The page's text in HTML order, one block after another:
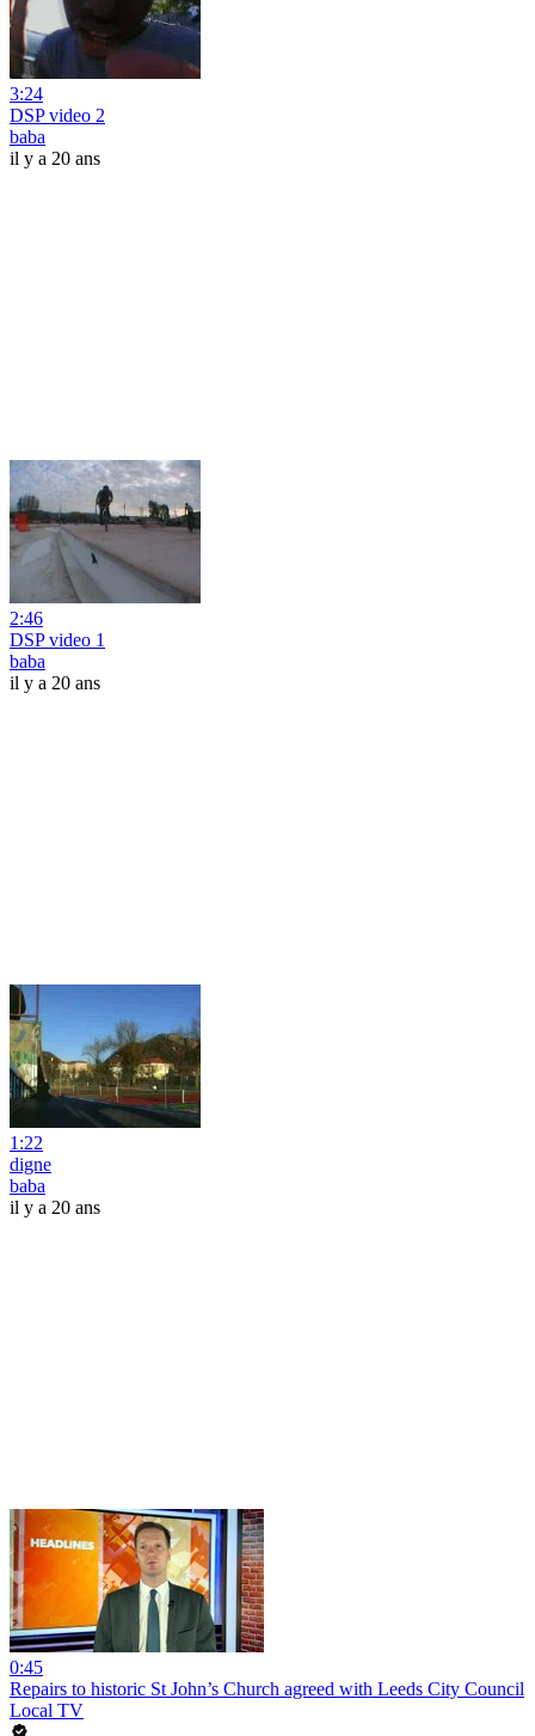
3:24
DSP video 2
baba
il y a 20 ans
2:46
DSP video 1
baba
il y a 20 ans
1:22
digne
baba
il y a 20 ans
0:45
Repairs to historic St John’s Church agreed with Leeds City Council
Local TV